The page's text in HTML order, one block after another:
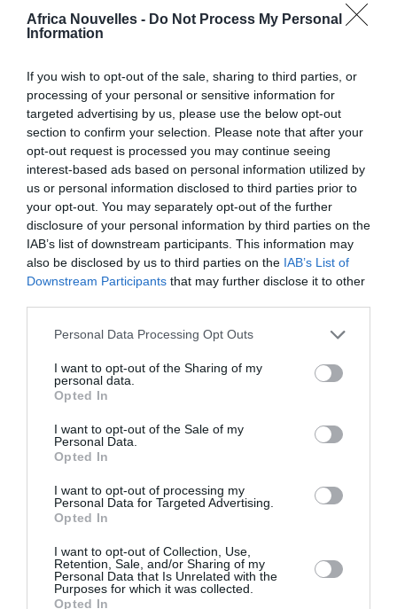
Africa Nouvelles - Do Not Process My Personal
Information
If you wish to opt-out of the sale, sharing to third parties, or
processing of your personal or sensitive information for
targeted advertising by us, please use the below opt-out
section to confirm your selection. Please note that after your
opt-out request is processed you may continue seeing
interest-based ads based on personal information utilized by
us or personal information disclosed to third parties prior to
your opt-out. You may separately opt-out of the further
disclosure of your personal information by third parties on the
IAB’s list of downstream participants. This information may
also be disclosed by us to third parties on the IAB’s List of
Downstream Participants that may further disclose it to other
Personal Data Processing Opt Outs
I want to opt-out of the Sharing of my
personal data.
Opted In
I want to opt-out of the Sale of my
Personal Data.
Opted In
I want to opt-out of processing my
Personal Data for Targeted Advertising.
Opted In
I want to opt-out of Collection, Use,
Retention, Sale, and/or Sharing of my
Personal Data that Is Unrelated with the
Purposes for which it was collected.
Opted In
Ces affrontements surviennent après un attentat
suicide visant dans la nuit de samedi à dimanche un
en deux jours, alors que le Mali n’avait encore jamais
été frappé par des attentats suicides. La tête de
l’auteur de l’attentat, un homme arabe ou touareg,
gisait encore sur le sol dimanche matin.
Aucun militaire malien n’a été atteint dans l’explosion,
selon les soldats sur place. Mais la route menant vers
le nord et les villes de Bourem et Kidal a été fermée et
Trois mines antipersonnel ont aussi été découvertes
dans la zone, selon unmilitaire français
Mujao, qui a promis de nouvelles actions:
«Nous nous
engageons à augmenter les attaques contre la
France et ses alliés. Nous demandons à la population
de se tenir loin des zones militaires pour éviter les
explosions»,a prévenu samedi le porte-parole du
Mujao, Abou Walid Sahraoui.